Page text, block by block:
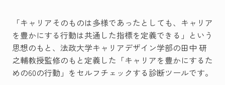
「キャリアそのものは多様であったとしても、キャリア
を豊かにする行動は共通した指標を定義できる」という
思想のもと、法政大学キャリアデザイン学部の田中 研
之輔教授監修のもと定義した「キャリアを豊かにするた
めの60の行動」をセルフチェックする診断ツールです。